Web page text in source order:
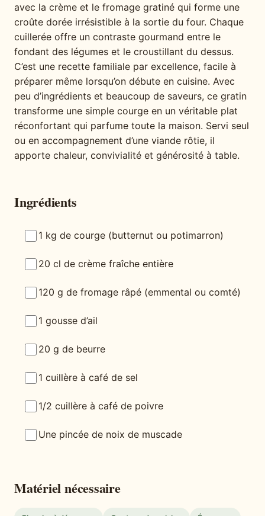
avec la crème et le fromage gratiné qui forme une
croûte dorée irrésistible à la sortie du four. Chaque
cuillerée offre un contraste gourmand entre le
fondant des légumes et le croustillant du dessus.
C’est une recette familiale par excellence, facile à
préparer même lorsqu’on débute en cuisine. Avec
peu d’ingrédients et beaucoup de saveurs, ce gratin
transforme une simple courge en un véritable plat
réconfortant qui parfume toute la maison. Servi seul
ou en accompagnement d’une viande rôtie, il
apporte chaleur, convivialité et générosité à table.
Ingrédients
1 kg de courge (butternut ou potimarron)
20 cl de crème fraîche entière
120 g de fromage râpé (emmental ou comté)
1 gousse d’ail
20 g de beurre
1 cuillère à café de sel
1/2 cuillère à café de poivre
Une pincée de noix de muscade
Matériel nécessaire